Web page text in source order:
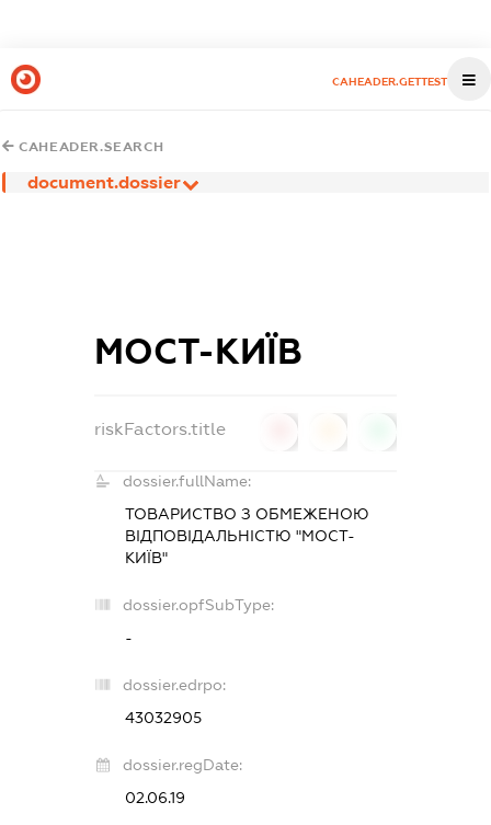
CAHEADER.GETTEST
CAHEADER.SEARCH
document.dossier
МОСТ-КИЇВ
riskFactors.title
dossier.fullName:
ТОВАРИСТВО З ОБМЕЖЕНОЮ
ВІДПОВІДАЛЬНІСТЮ "МОСТ-
КИЇВ"
dossier.opfSubType:
-
dossier.edrpo:
43032905
dossier.regDate:
02.06.19